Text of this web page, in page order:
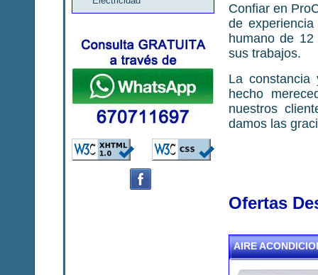
Confiar en
de
humano de
sus trabajos.
La constancia
hecho
nuestros
damos las
Ofertas
AIRE